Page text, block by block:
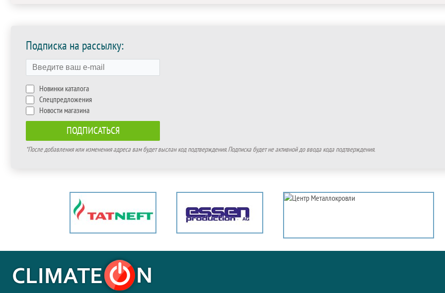
Подписка на рассылку:
Новинки каталога
Спецпредложения
Новости магазина
*После добавления или изменения адреса вам будет выслан код подтверждения. Подписка будет не активной до ввода кода подтверждения.